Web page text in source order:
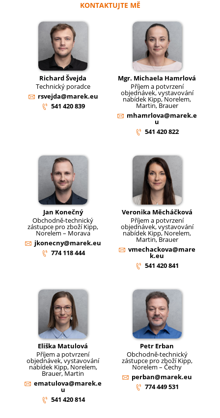
KONTAKTUJTE MĚ
Richard Švejda
Technický poradce
rsvejda@marek.eu
541 420 839
Mgr. Michaela Hamrlová
Příjem a potvrzení
objednávek, vystavování
nabídek Kipp, Norelem,
Martin, Brauer
mhamrlova@marek.e
u
541 420 822
Jan Konečný
Obchodně-technický
zástupce pro zboží Kipp,
Norelem – Morava
jkonecny@marek.eu
774 118 444
Veronika Měcháčková
Příjem a potvrzení
objednávek, vystavování
nabídek Kipp, Norelem,
Martin, Brauer
vmechackova@mare
k.eu
541 420 841
Eliška Matulová
Příjem a potvrzení
objednávek, vystavování
nabídek Kipp, Norelem,
Brauer, Martin
ematulova@marek.e
u
541 420 814
Petr Erban
Obchodně-technický
zástupce pro zboží Kipp,
Norelem – Čechy
perban@marek.eu
774 449 531